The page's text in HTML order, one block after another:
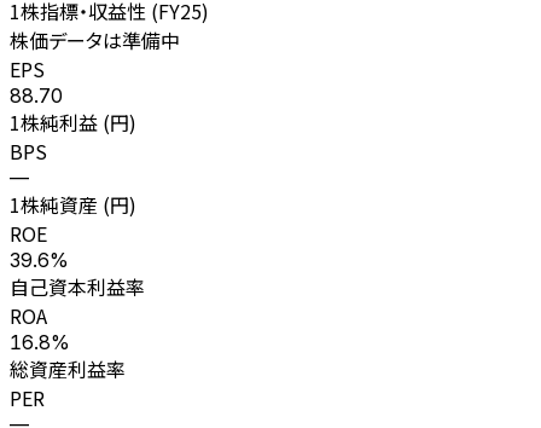
1株指標・収益性 (FY25)
株価データは準備中
EPS
88.70
1株純利益 (円)
BPS
—
1株純資産 (円)
ROE
39.6%
自己資本利益率
ROA
16.8%
総資産利益率
PER